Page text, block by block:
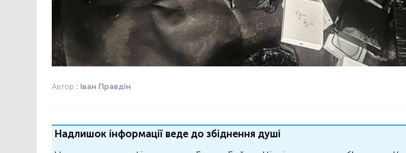
Автор : Іван Правдін
Надлишок інформації веде до збіднення душі